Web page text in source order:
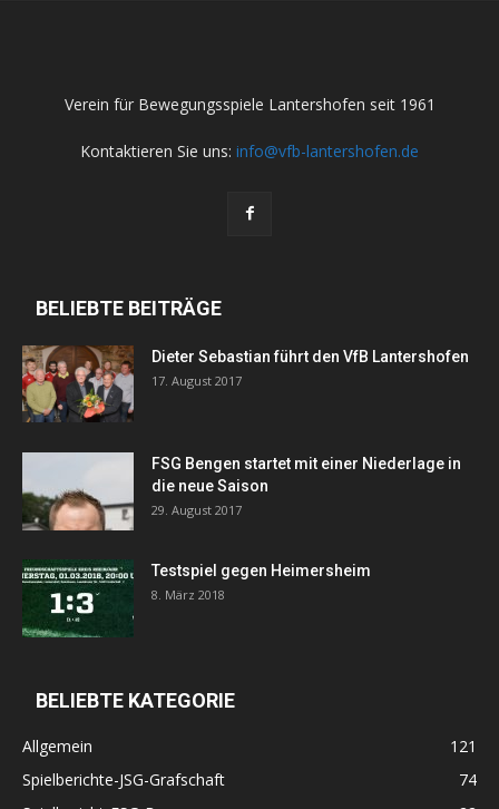
Verein für Bewegungsspiele Lantershofen seit 1961
Kontaktieren Sie uns: info@vfb-lantershofen.de
BELIEBTE BEITRÄGE
Dieter Sebastian führt den VfB Lantershofen
17. August 2017
FSG Bengen startet mit einer Niederlage in
die neue Saison
29. August 2017
Testspiel gegen Heimersheim
8. März 2018
BELIEBTE KATEGORIE
Allgemein
121
Spielberichte-JSG-Grafschaft
74